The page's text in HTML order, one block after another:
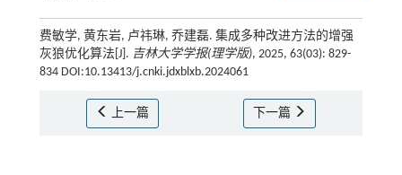
费敏学, 黄东岩, 卢祎琳, 乔建磊. 集成多种改进方法的增强
灰狼优化算法[J]. 吉林大学学报(理学版), 2025, 63(03): 829-
834 DOI:10.13413/j.cnki.jdxblxb.2024061
上一篇 下一篇